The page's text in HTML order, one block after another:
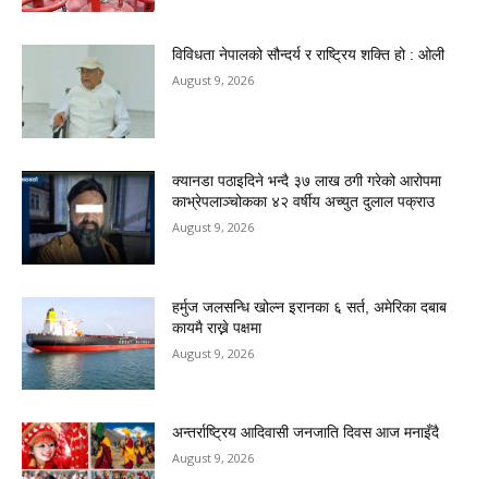
विविधता नेपालको सौन्दर्य र राष्ट्रिय शक्ति हो : ओली
August 9, 2026
क्यानडा पठाइदिने भन्दै ३७ लाख ठगी गरेको आरोपमा
काभ्रेपलाञ्चोकका ४२ वर्षीय अच्युत दुलाल पक्राउ
August 9, 2026
हर्मुज जलसन्धि खोल्न इरानका ६ सर्त, अमेरिका दबाब
कायमै राख्ने पक्षमा
August 9, 2026
अन्तर्राष्ट्रिय आदिवासी जनजाति दिवस आज मनाइँदै
August 9, 2026